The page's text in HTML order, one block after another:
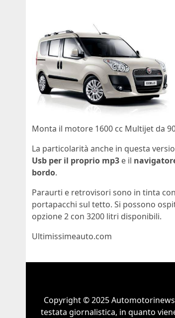
Monta il motore 1600 cc Multijet da
La particolarità anche in questa
Usb per il proprio mp3 e il
bordo.
Paraurti e retrovisori sono in tinta
portapacchi sul tetto. Si possono
opzione 2 con 3200 litri disponibili.
Ultimissimeauto.com
Copyright © 2025
testata giornalistica, in quanto